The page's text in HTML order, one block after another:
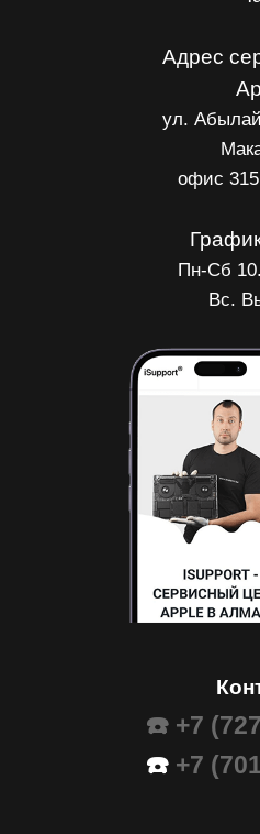
Адрес
ул.
офис
Пн-Сб
Вс.
☎️ +7
☎️ +7